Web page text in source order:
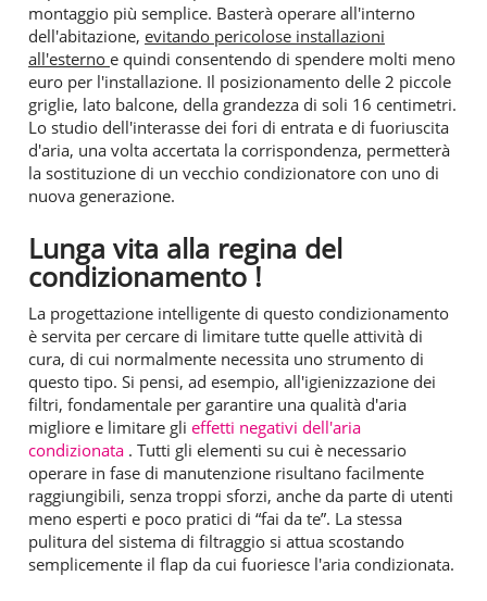
montaggio più semplice. Basterà operare all'interno
dell'abitazione, evitando pericolose installazioni
all'esterno e quindi consentendo di spendere molti meno
euro per l'installazione. Il posizionamento delle 2 piccole
griglie, lato balcone, della grandezza di soli 16 centimetri.
Lo studio dell'interasse dei fori di entrata e di fuoriuscita
d'aria, una volta accertata la corrispondenza, permetterà
la sostituzione di un vecchio condizionatore con uno di
nuova generazione.
Lunga vita alla regina del
condizionamento !
La progettazione intelligente di questo condizionamento
è servita per cercare di limitare tutte quelle attività di
cura, di cui normalmente necessita uno strumento di
questo tipo. Si pensi, ad esempio, all'igienizzazione dei
filtri, fondamentale per garantire una qualità d'aria
migliore e limitare gli effetti negativi dell'aria
condizionata . Tutti gli elementi su cui è necessario
operare in fase di manutenzione risultano facilmente
raggiungibili, senza troppi sforzi, anche da parte di utenti
meno esperti e poco pratici di “fai da te”. La stessa
pulitura del sistema di filtraggio si attua scostando
semplicemente il flap da cui fuoriesce l'aria condizionata.